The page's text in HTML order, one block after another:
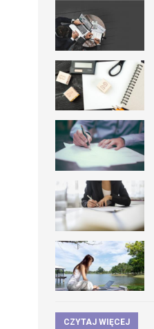
CZYTAJ WIĘCEJ